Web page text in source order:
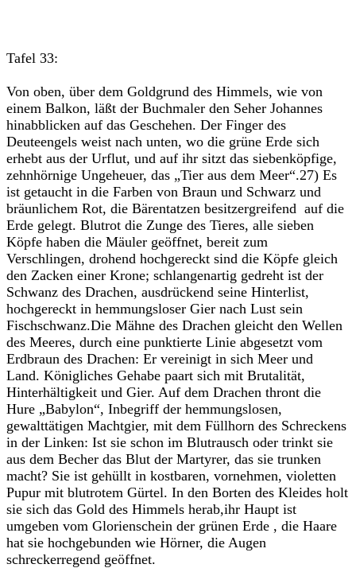
Tafel 33:
Von oben, über dem Goldgrund des Himmels, wie von
einem Balkon, läßt der Buchmaler den Seher Johannes
hinabblicken auf das Geschehen. Der Finger des
Deuteengels weist nach unten, wo die grüne Erde sich
erhebt aus der Urflut, und auf ihr sitzt das siebenköpfige,
zehnhörnige Ungeheuer, das „Tier aus dem Meer“.27) Es
ist getaucht in die Farben von Braun und Schwarz und
bräunlichem Rot, die Bärentatzen besitzergreifend auf die
Erde gelegt. Blutrot die Zunge des Tieres, alle sieben
Köpfe haben die Mäuler geöffnet, bereit zum
Verschlingen, drohend hochgereckt sind die Köpfe gleich
den Zacken einer Krone; schlangenartig gedreht ist der
Schwanz des Drachen, ausdrückend seine Hinterlist,
hochgereckt in hemmungsloser Gier nach Lust sein
Fischschwanz.Die Mähne des Drachen gleicht den Wellen
des Meeres, durch eine punktierte Linie abgesetzt vom
Erdbraun des Drachen: Er vereinigt in sich Meer und
Land. Königliches Gehabe paart sich mit Brutalität,
Hinterhältigkeit und Gier. Auf dem Drachen thront die
Hure „Babylon“, Inbegriff der hemmungslosen,
gewalttätigen Machtgier, mit dem Füllhorn des Schreckens
in der Linken: Ist sie schon im Blutrausch oder trinkt sie
aus dem Becher das Blut der Martyrer, das sie trunken
macht? Sie ist gehüllt in kostbaren, vornehmen, violetten
Pupur mit blutrotem Gürtel. In den Borten des Kleides holt
sie sich das Gold des Himmels herab,ihr Haupt ist
umgeben vom Glorienschein der grünen Erde , die Haare
hat sie hochgebunden wie Hörner, die Augen
schreckerregend geöffnet.